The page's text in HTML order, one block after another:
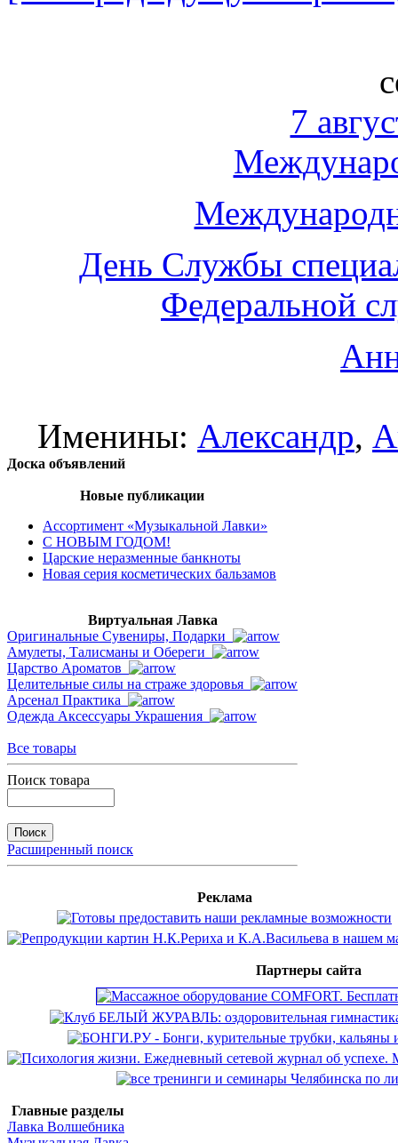
7
День Службы
Федеральной
Именины: Александр,
Доска объявлений
Новые публикации
Ассортимент «Музыкальной Лавки»
С НОВЫМ ГОДОМ!
Царские неразменные банкноты
Новая серия косметических бальзамов
Виртуальная Лавка
Оригинальные Сувениры, Подарки
Амулеты, Талисманы и Обереги
Царство Ароматов
Целительные силы на страже здоровья
Арсенал Практика
Одежда Аксессуары Украшения
Все товары
Поиск товара
Расширенный поиск
Реклама
Партнеры сайта
Главные разделы
Лавка Волшебника